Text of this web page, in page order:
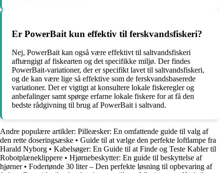
Er PowerBait kun effektiv til ferskvandsfiskeri?
Nej, PowerBait kan også være effektivt til saltvandsfiskeri
afhængigt af fiskearten og det specifikke miljø. Der findes
PowerBait-variationer, der er specifikt lavet til saltvandsfiskeri,
og de kan være lige så effektive som de ferskvandsbaserede
variationer. Det er vigtigt at konsultere lokale fiskeregler og
anbefalinger samt spørge erfarne lokale fiskere for at få den
bedste rådgivning til brug af PowerBait i saltvand.
Andre populære artikler: Pilleæsker: En omfattende guide til valg af
den rette doseringsæske • Guide til at vælge den perfekte loftlampe fra
Harald Nyborg • Kabelsøger: En Guide til at Finde og Teste Kabler til
Robotplæneklippere • Hjørnebeskytter: En guide til beskyttelse af
hjørner• Fodertønde 30 liter – Den perfekte løsning til opbevaring af